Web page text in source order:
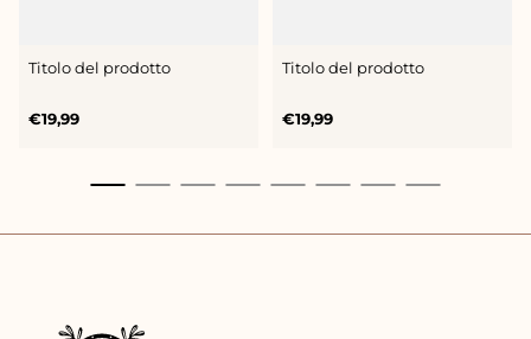
Titolo del prodotto
Prezzo
€19,99
Titolo del prodotto
Prezzo
€19,99